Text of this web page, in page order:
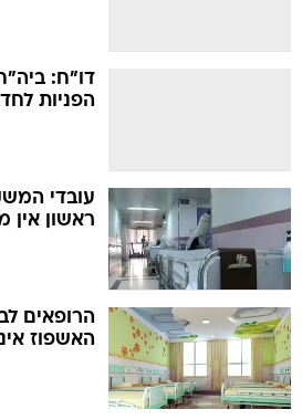
דו"ח:
הפניות
עובדי
ראשון אין
הרופאים
האשפוז